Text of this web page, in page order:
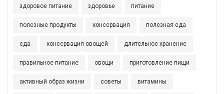
здоровое питание здоровье питание
полезные продукты консервация полезная еда
еда консервация овощей длительное хранение
правильное питание овощи приготовление пищи
активный образ жизни советы витамины